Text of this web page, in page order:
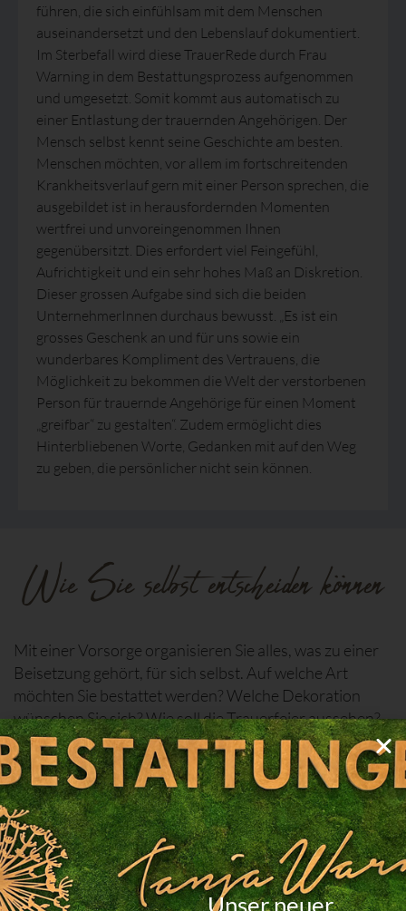
führen, die sich einfühlsam mit dem Menschen
auseinandersetzt und den Lebenslauf dokumentiert.
Im Sterbefall wird diese TrauerRede durch Frau
Warning in dem Bestattungsprozess aufgenommen
und umgesetzt. Somit kommt aus automatisch zu
einer Entlastung der trauernden Angehörigen. Der
Mensch selbst kennt seine Geschichte am besten.
Menschen möchten, vor allem im fortschreitenden
Krankheitsverlauf gern mit einer Person sprechen, die
ausgebildet ist in herausfordernden Momenten
wertfrei und unvoreingenommen Ihnen
gegenübersitzt. Dies erfordert viel Feingefühl,
Aufrichtigkeit und ein sehr hohes Maß an Diskretion.
Dieser grossen Aufgabe sind sich die beiden
UnternehmerInnen durchaus bewusst. „Es ist ein
grosses Geschenk an und für uns sowie ein
wunderbares Kompliment des Vertrauens, die
Möglichkeit zu bekommen die Welt der verstorbenen
Person für trauernde Angehörige für einen Moment
„greifbar“ zu gestalten“. Zudem ermöglicht dies
Hinterbliebenen Worte, Gedanken mit auf den Weg
zu geben, die persönlicher nicht sein können.
Wie Sie selbst entscheiden können
Mit einer Vorsorge organisieren Sie alles, was zu einer
Beisetzung gehört, für sich selbst. Auf welche Art
möchten Sie bestattet werden? Welche Dekoration
wünschen Sie sich? Wie soll die Trauerfeier aussehen?
Das und vieles mehr halten wir gemeinsam fest. Im Falle
Ihres Ablebens ist es unsere Pflicht, die Bestattung in
allen Details Ihren Wünschen entsprechend
auszurichten.
Welche Vorteile hat die Vorsorge?
Unser neuer